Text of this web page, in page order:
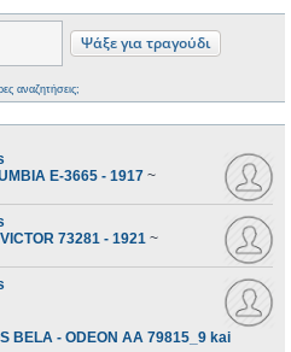
αναζητήσεις;
E-3665 - 1917 ~
73281 - 1921 ~
- ODEON AA 79815_9 kai